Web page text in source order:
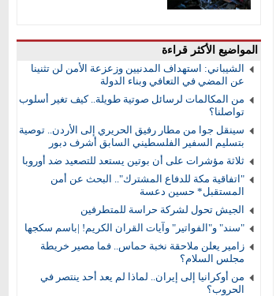
المواضيع الأكثر قراءة
الشيباني: استهداف المدنيين وزعزعة الأمن لن تثنينا
عن المضي في التعافي وبناء الدولة
من المكالمات لرسائل صوتية طويلة.. كيف تغير أسلوب
تواصلنا؟
سينقل جوا من مطار رفيق الحريري إلى الأردن.. توصية
بتسليم السفير الفلسطيني السابق أشرف دبور
ثلاثة مؤشرات على أن بوتين يستعد للتصعيد ضد أوروبا
"اتفاقية مكة للدفاع المشترك".. البحث عن أمن
المستقبل* حسين دعسة
الجيش تحول لشركة حراسة للمتطرفين
"سند" و"الفواتير" وآيات القران الكريم! |باسم سكجها
زامير يعلن ملاحقة نخبة حماس.. فما مصير خريطة
مجلس السلام؟
من أوكرانيا إلى إيران.. لماذا لم يعد أحد ينتصر في
الحروب؟